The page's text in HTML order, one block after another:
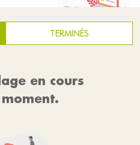
TERMINÉS
en cours